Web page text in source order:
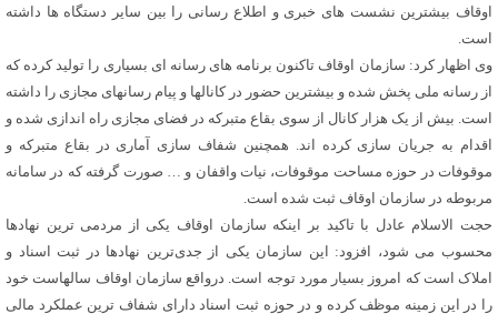
اوقاف بیشترین نشست های خبری و اطلاع رسانی را بین سایر دستگاه ها داشته
است.
وی اظهار کرد: سازمان اوقاف تاکنون برنامه های رسانه ای بسیاری را تولید کرده که
از رسانه ملی پخش شده و بیشترین حضور در کانالها و پیام رسانهای مجازی را داشته
است. بیش از یک هزار کانال از سوی بقاع متبرکه در فضای مجازی راه اندازی شده و
اقدام به جریان سازی کرده اند. همچنین شفاف سازی آماری در بقاع متبرکه و
موقوفات در حوزه مساحت موقوفات، نیات واقفان و … صورت گرفته که در سامانه
مربوطه در سازمان اوقاف ثبت شده است.
حجت الاسلام عادل با تاکید بر اینکه سازمان اوقاف یکی از مردمی ترین نهادها
محسوب می شود، افزود: این سازمان یکی از جدی‌ترین نهادها در ثبت اسناد و
املاک است که امروز بسیار مورد توجه است. درواقع سازمان اوقاف سالهاست خود
را در این زمینه موظف کرده و در حوزه ثبت اسناد دارای شفاف ترین عملکرد مالی